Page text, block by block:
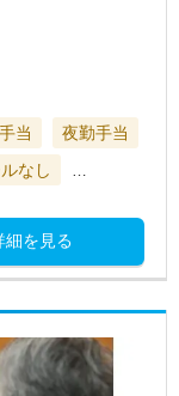
当
夜勤手当
なし
細を見る